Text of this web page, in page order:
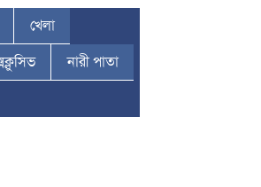
খেলা
নারী পাতা